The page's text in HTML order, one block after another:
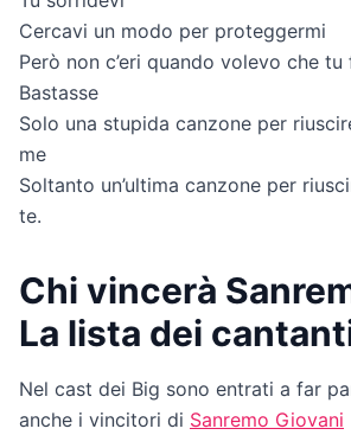
Cercavi un modo per proteggermi
Però non c’eri quando volevo che tu
Bastasse
Solo una stupida canzone per
me
Soltanto un’ultima canzone per
te.
Chi vincerà
La lista dei
Nel cast dei Big sono entrati a far
anche i vincitori di Sanremo Giovani